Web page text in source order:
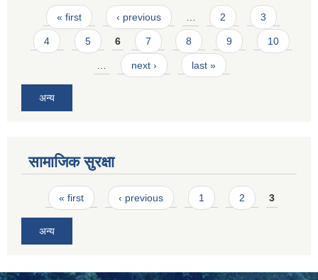
Pages
« first ‹ previous 2 3
4 5 6 7 8 9 10
next › last »
अन्य
सामाजिक सुरक्षा
Pages
« first ‹ previous 1 2 3
अन्य